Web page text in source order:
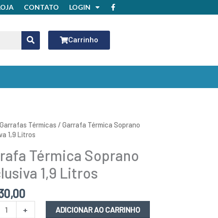
CONTATO LOGIN
F
a
Carrinho
Garrafas Térmicas / Garrafa Térmica Soprano
1,9 Litros
Térmica Soprano
1,9 Litros
+ ADICIONAR AO CARRINHO